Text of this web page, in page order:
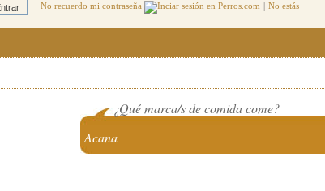
No recuerdo mi contraseña | No estás
¿Qué marca/s de comida come?
Acana